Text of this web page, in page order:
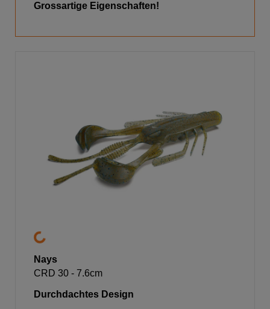
Grossartige Eigenschaften!
Nays
CRD 30 - 7.6cm
Durchdachtes Design